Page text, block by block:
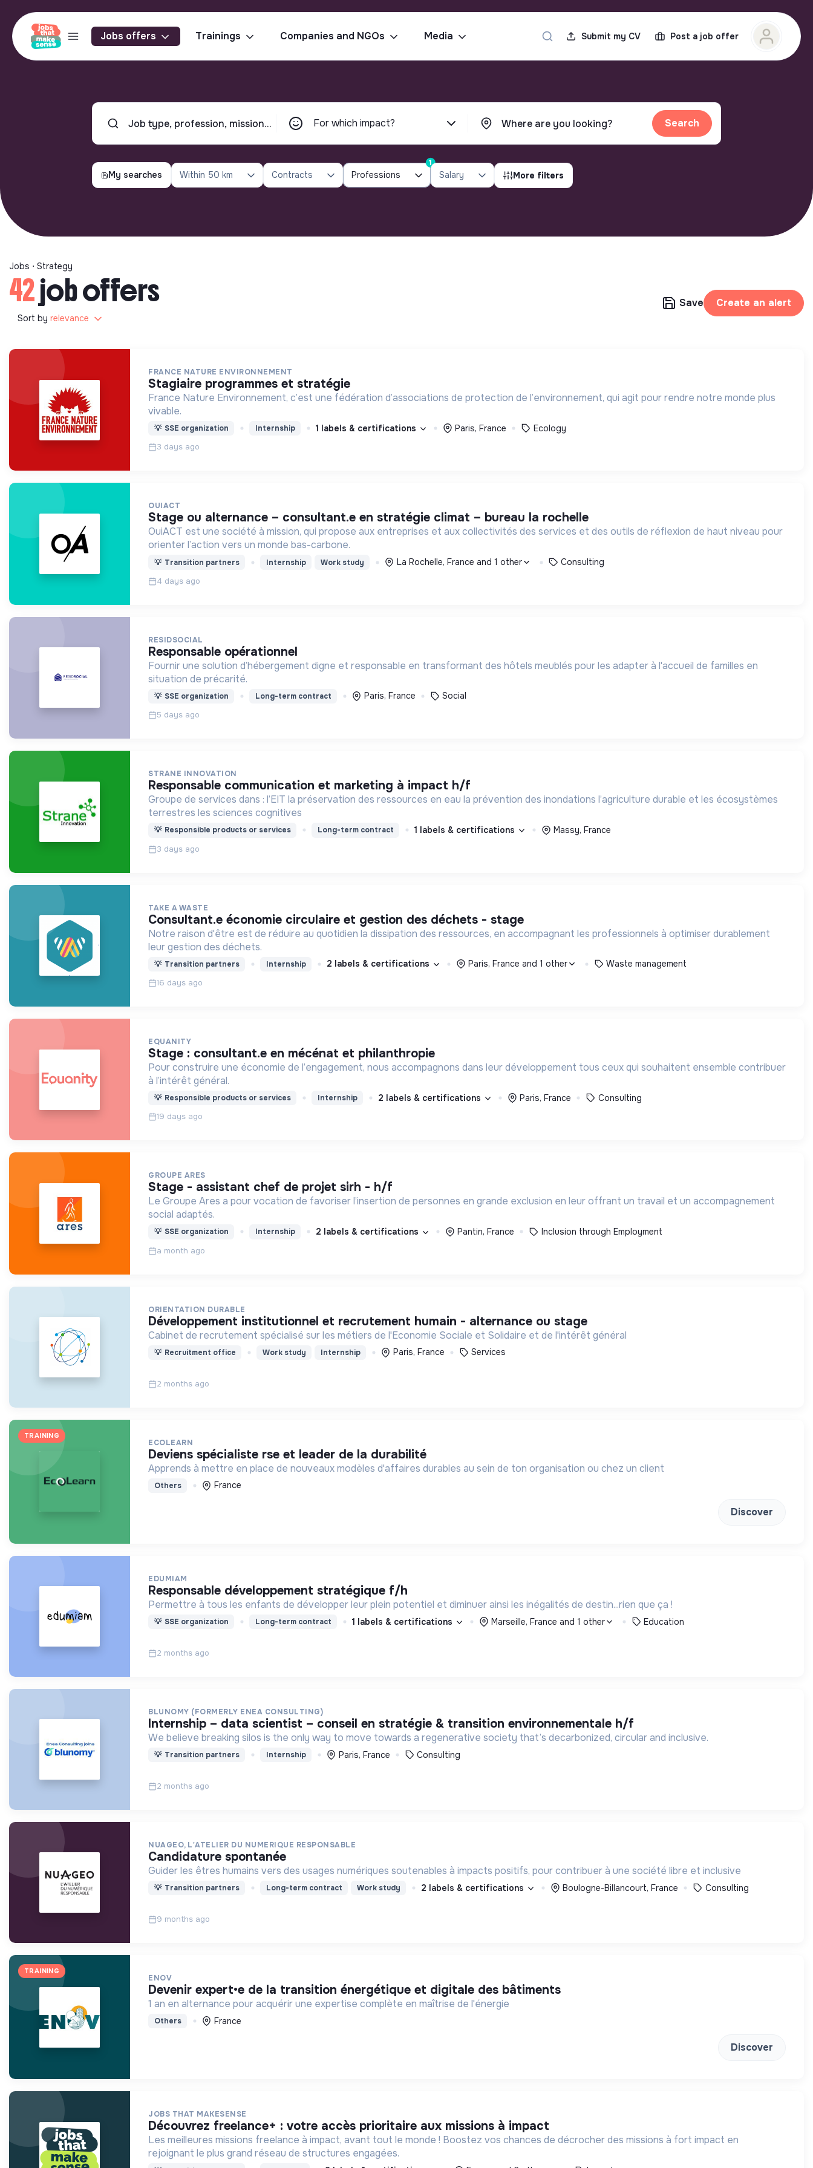
Jobs offers Trainings Companies and NGOs Media Submit my CV Post a job offer
For which impact? Search
My searches Within 50 km Contracts Professions
1
Salary More filters
Jobs ⋅ Strategy
42job offers
Sort by relevance
Save Create an alert
FRANCE NATURE ENVIRONNEMENT
stagiaire programmes et stratégie
France Nature Environnement, c’est une fédération d’associations de protection de l’environnement, qui agit pour rendre notre monde plus
vivable.
💡 SSE organization Internship 1 labels & certifications Paris, France Ecology
3 days ago
OUIACT
stage ou alternance – consultant.e en stratégie climat – bureau la rochelle
OuiACT est une société à mission, qui propose aux entreprises et aux collectivités des services et des outils de réflexion de haut niveau pour
orienter l’action vers un monde bas-carbone.
💡 Transition partners Internship Work study La Rochelle, France and 1 other Consulting
4 days ago
RESIDSOCIAL
responsable opérationnel
Fournir une solution d’hébergement digne et responsable en transformant des hôtels meublés pour les adapter à l'accueil de familles en
situation de précarité.
💡 SSE organization Long-term contract Paris, France Social
5 days ago
STRANE INNOVATION
responsable communication et marketing à impact h/f
Groupe de services dans : l’EIT la préservation des ressources en eau la prévention des inondations l’agriculture durable et les écosystèmes
terrestres les sciences cognitives
💡 Responsible products or services Long-term contract 1 labels & certifications Massy, France
3 days ago
TAKE A WASTE
consultant.e économie circulaire et gestion des déchets - stage
Notre raison d'être est de réduire au quotidien la dissipation des ressources, en accompagnant les professionnels à optimiser durablement
leur gestion des déchets.
💡 Transition partners Internship 2 labels & certifications Paris, France and 1 other Waste management
16 days ago
EQUANITY
stage : consultant.e en mécénat et philanthropie
Pour construire une économie de l’engagement, nous accompagnons dans leur développement tous ceux qui souhaitent ensemble contribuer
à l’intérêt général.
💡 Responsible products or services Internship 2 labels & certifications Paris, France Consulting
19 days ago
GROUPE ARES
stage - assistant chef de projet sirh - h/f
Le Groupe Ares a pour vocation de favoriser l’insertion de personnes en grande exclusion en leur offrant un travail et un accompagnement
social adaptés.
💡 SSE organization Internship 2 labels & certifications Pantin, France Inclusion through Employment
a month ago
ORIENTATION DURABLE
développement institutionnel et recrutement humain - alternance ou stage
Cabinet de recrutement spécialisé sur les métiers de l'Economie Sociale et Solidaire et de l'intérêt général
💡 Recruitment office Work study Internship Paris, France Services
2 months ago
TRAINING
ECOLEARN
deviens spécialiste rse et leader de la durabilité
Apprends à mettre en place de nouveaux modèles d'affaires durables au sein de ton organisation ou chez un client
Others France
Discover
EDUMIAM
responsable développement stratégique f/h
Permettre à tous les enfants de développer leur plein potentiel et diminuer ainsi les inégalités de destin...rien que ça !
💡 SSE organization Long-term contract 1 labels & certifications Marseille, France and 1 other Education
2 months ago
BLUNOMY (FORMERLY ENEA CONSULTING)
internship – data scientist – conseil en stratégie & transition environnementale h/f
We believe breaking silos is the only way to move towards a regenerative society that’s decarbonized, circular and inclusive.
💡 Transition partners Internship Paris, France Consulting
2 months ago
NUAGEO, L'ATELIER DU NUMERIQUE RESPONSABLE
candidature spontanée
Guider les êtres humains vers des usages numériques soutenables à impacts positifs, pour contribuer à une société libre et inclusive
💡 Transition partners Long-term contract Work study 2 labels & certifications Boulogne-Billancourt, France Consulting
9 months ago
TRAINING
ENOV
devenir expert•e de la transition énergétique et digitale des bâtiments
1 an en alternance pour acquérir une expertise complète en maîtrise de l'énergie
Others France
Discover
JOBS THAT MAKESENSE
découvrez freelance+ : votre accès prioritaire aux missions à impact
Les meilleures missions freelance à impact, avant tout le monde ! Boostez vos chances de décrocher des missions à fort impact en
rejoignant le plus grand réseau de structures engagées.